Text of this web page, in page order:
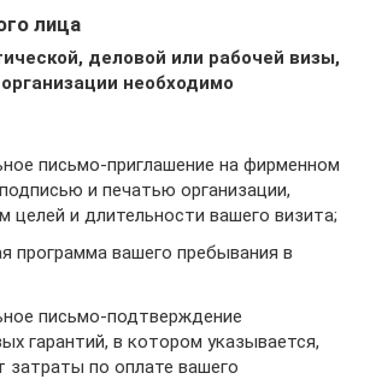
лица
деловой или рабочей визы,
необходимо
письмо-приглашение на фирменном
и печатью организации,
целей и длительности вашего визита;
программа вашего пребывания в
письмо-подтверждение
гарантий, в котором указывается,
затраты по оплате вашего